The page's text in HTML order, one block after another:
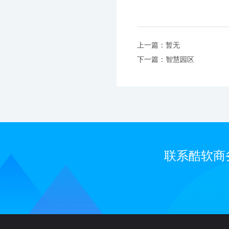
上一篇：暂无
下一篇：智慧园区
联系酷软